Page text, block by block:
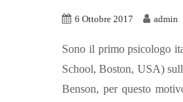
6 Ottobre 2017 admin
Sono il primo psicologo
School, Boston, USA)
Benson, per questo